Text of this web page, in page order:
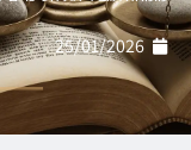
25/01/2026